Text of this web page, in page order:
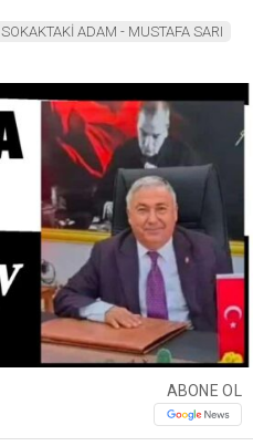
SOKAKTAKİ ADAM - MUSTAFA SARI
ABONE OL